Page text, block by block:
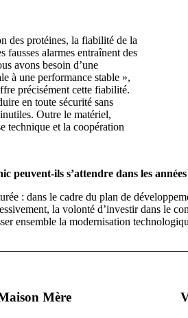
des protéines, la fiabilité de la
fausses alarmes entraînent des
avons besoin d’une
à une performance stable »,
précisément cette fiabilité.
en toute sécurité sans
Outre le matériel,
technique et la coopération
peuvent-ils s’attendre dans les
: dans le cadre du plan de
la volonté d’investir dans le
ensemble la modernisation
Mère